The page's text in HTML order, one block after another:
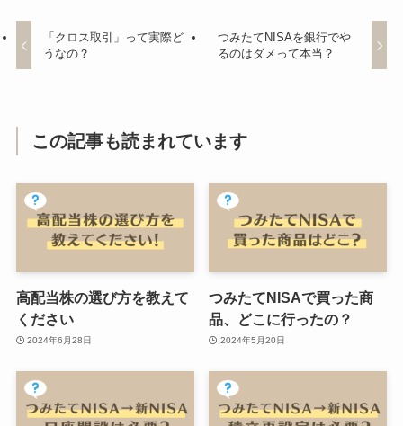
「クロス取引」って実際ど
うなの？
つみたてNISAを銀行でや
るのはダメって本当？
この記事も読まれています
高配当株の選び方を教えて
ください
2024年6月28日
つみたてNISAで買った商
品、どこに行ったの？
2024年5月20日